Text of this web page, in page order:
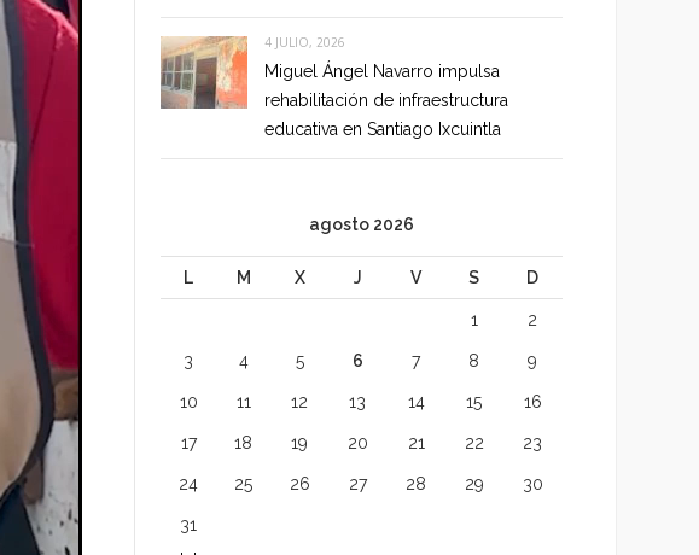
4 JULIO, 2026
Miguel Ángel Navarro impulsa
rehabilitación de infraestructura
educativa en Santiago Ixcuintla
agosto 2026
L M X J V S D
1 2
3 4 5 6 7 8 9
10 11 12 13 14 15 16
17 18 19 20 21 22 23
24 25 26 27 28 29 30
31